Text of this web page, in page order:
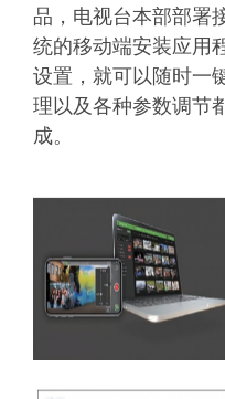
品，电视台本部部署
统的移动端安装应用
设置，就可以随时一
理以及各种参数调节
成。